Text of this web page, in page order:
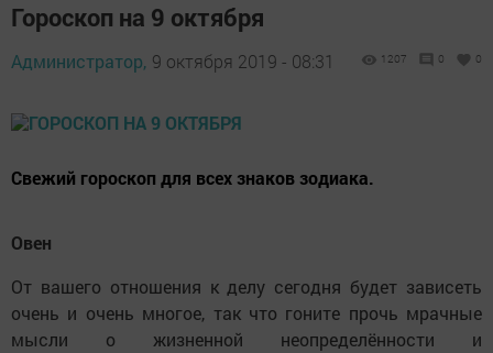
Гороскоп на 9 октября
Администратор, 9 октября 2019 - 08:31 1207 0 0
Свежий гороскоп для всех знаков зодиака.
Овен
От вашего отношения к делу сегодня будет зависеть
очень и очень многое, так что гоните прочь мрачные
мысли о жизненной неопределённости и